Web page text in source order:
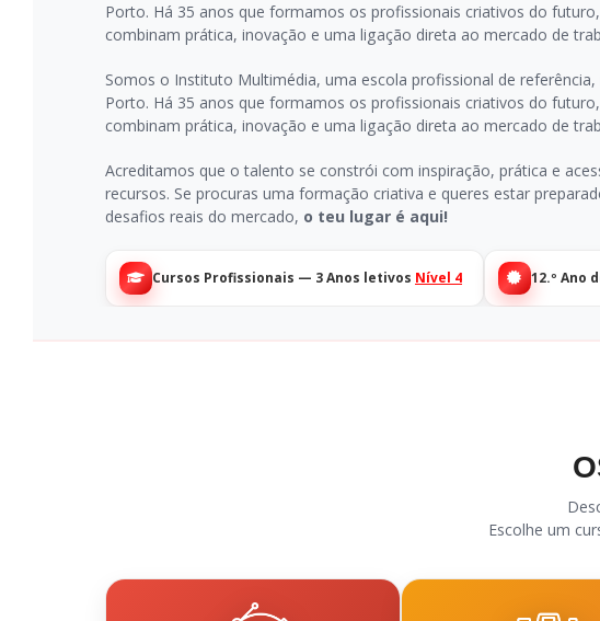
Porto. Há 35 anos que formamos os profissionais criativos do
combinam prática, inovação e uma ligação direta ao mercado de
Somos o Instituto Multimédia, uma escola profissional de referência,
Porto. Há 35 anos que formamos os profissionais criativos do
combinam prática, inovação e uma ligação direta ao mercado de
Acreditamos que o talento se constrói com inspiração, prática e
recursos. Se procuras uma formação criativa e queres estar
desafios reais do mercado, o teu lugar é aqui!
Cursos Profissionais — 3 Anos letivos Nível 4 12.º Ano
Escolhe um